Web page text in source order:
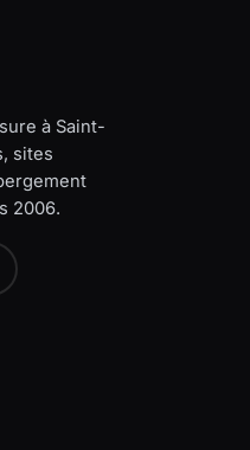
à Saint-
sites
2006.